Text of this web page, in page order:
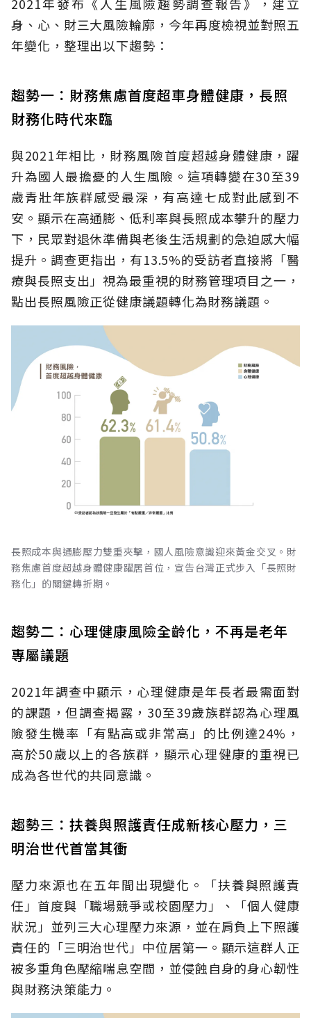
身、心、財三大風險輪廓，今年再度檢視並對照五
年變化，整理出以下趨勢：
趨勢一：財務焦慮首度超車身體健康，長照
財務化時代來臨
與2021年相比，財務風險首度超越身體健康，躍
升為國人最擔憂的人生風險。這項轉變在30至39
歲青壯年族群感受最深，有高達七成對此感到不
安。顯示在高通膨、低利率與長照成本攀升的壓力
下，民眾對退休準備與老後生活規劃的急迫感大幅
提升。調查更指出，有13.5%的受訪者直接將「醫
療與長照支出」視為最重視的財務管理項目之一，
點出長照風險正從健康議題轉化為財務議題。
長照成本與通膨壓力雙重夾擊，國人風險意識迎來黃金交叉。財
務焦慮首度超越身體健康躍居首位，宣告台灣正式步入「長照財
務化」的關鍵轉折期。
趨勢二：心理健康風險全齡化，不再是老年
專屬議題
2021年調查中顯示，心理健康是年長者最需面對
的課題，但調查揭露，30至39歲族群認為心理風
險發生機率「有點高或非常高」的比例達24%，
高於50歲以上的各族群，顯示心理健康的重視已
成為各世代的共同意識。
趨勢三：扶養與照護責任成新核心壓力，三
明治世代首當其衝
壓力來源也在五年間出現變化。「扶養與照護責
任」首度與「職場競爭或校園壓力」、「個人健康
狀況」並列三大心理壓力來源，並在肩負上下照護
責任的「三明治世代」中位居第一。顯示這群人正
被多重角色壓縮喘息空間，並侵蝕自身的身心韌性
與財務決策能力。